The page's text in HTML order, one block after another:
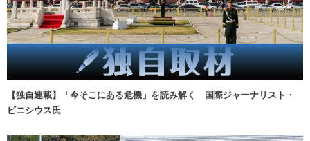
【独自連載】「今そこにある危機」を読み解く 国際ジャーナリスト・
ビニシウス氏